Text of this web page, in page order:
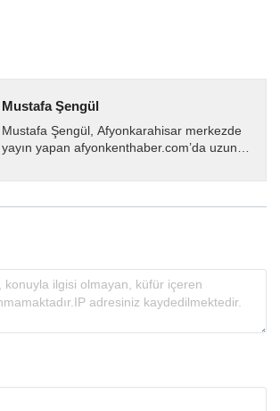
Mustafa Şengül
Mustafa Şengül, Afyonkarahisar merkezde
yayın yapan afyonkenthaber.com’da uzun
almakta, haber akışı...